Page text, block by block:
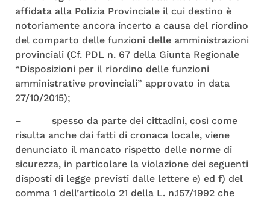
affidata alla Polizia Provinciale il cui destino è
notoriamente ancora incerto a causa del riordino
del comparto delle funzioni delle amministrazioni
provinciali (Cf. PDL n. 67 della Giunta Regionale
“Disposizioni per il riordino delle funzioni
amministrative provinciali” approvato in data
27/10/2015);
– spesso da parte dei cittadini, così come
risulta anche dai fatti di cronaca locale, viene
denunciato il mancato rispetto delle norme di
sicurezza, in particolare la violazione dei seguenti
disposti di legge previsti dalle lettere e) ed f) del
comma 1 dell’articolo 21 della L. n.157/1992 che